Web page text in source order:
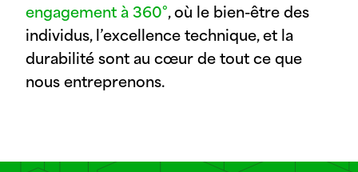
engagement à 360°, où le bien-être des
individus, l’excellence technique, et la
durabilité sont au cœur de tout ce que
nous entreprenons.